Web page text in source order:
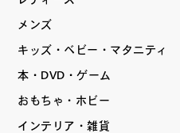
メンズ
キッズ・ベビー・マタニティ
本・DVD・ゲーム
おもちゃ・ホビー
インテリア・雑貨